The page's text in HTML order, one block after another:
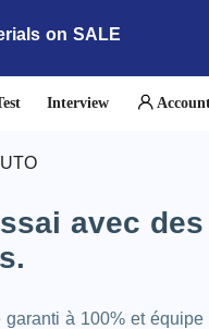
on SALE
Interview
avec
à 100% et